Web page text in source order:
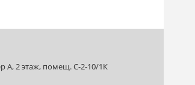
А, 2 этаж, помещ. С-2-10/1К